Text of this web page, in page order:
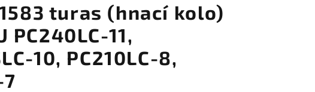
turas (hnací kolo)
PC240LC-11,
10, PC210LC-8,